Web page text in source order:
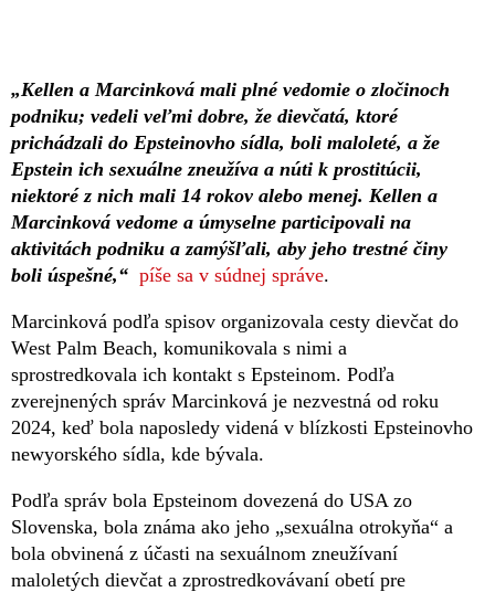
„Kellen a Marcinková mali plné vedomie o zločinoch
podniku; vedeli veľmi dobre, že dievčatá, ktoré
prichádzali do Epsteinovho sídla, boli maloleté, a že
Epstein ich sexuálne zneužíva a núti k prostitúcii,
niektoré z nich mali 14 rokov alebo menej. Kellen a
Marcinková vedome a úmyselne participovali na
aktivitách podniku a zamýšľali, aby jeho trestné činy
boli úspešné,“ píše sa v súdnej správe.
Marcinková podľa spisov organizovala cesty dievčat do
West Palm Beach, komunikovala s nimi a
sprostredkovala ich kontakt s Epsteinom. Podľa
zverejnených správ Marcinková je nezvestná od roku
2024, keď bola naposledy videná v blízkosti Epsteinovho
newyorského sídla, kde bývala.
Podľa správ bola Epsteinom dovezená do USA zo
Slovenska, bola známa ako jeho „sexuálna otrokyňa“ a
bola obvinená z účasti na sexuálnom zneužívaní
maloletých dievčat a zprostredkovávaní obetí pre